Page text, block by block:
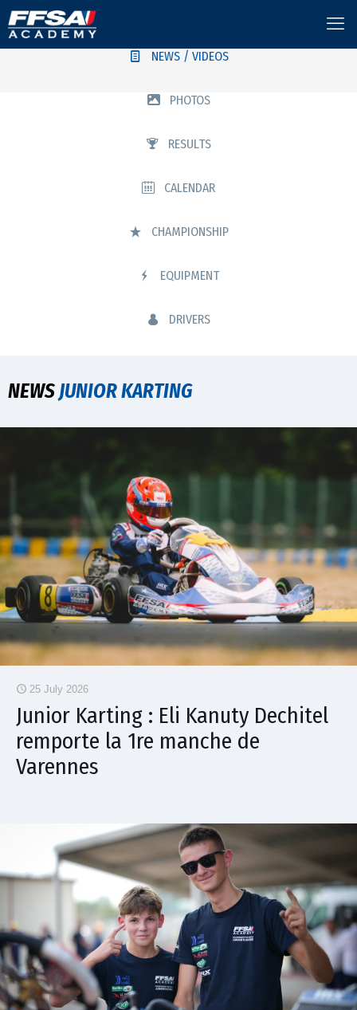
NEWS / VIDEOS
PHOTOS
RESULTS
CALENDAR
CHAMPIONSHIP
EQUIPMENT
DRIVERS
NEWSJUNIOR KARTING
25 July 2026
Junior Karting : Eli Kanuty Dechitel
remporte la 1re manche de
Varennes